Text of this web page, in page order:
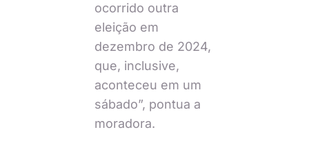
ocorrido outra
eleição em
dezembro de 2024,
que, inclusive,
aconteceu em um
sábado”, pontua a
moradora.